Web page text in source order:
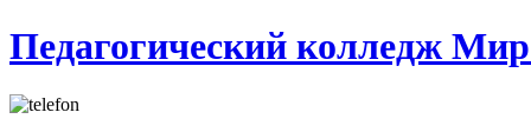
Педагогический колледж